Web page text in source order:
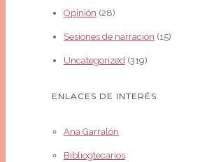
Opinión (28)
Sesiones de narración (15)
Uncategorized(319)
ENLACES DE INTERÉS
Ana Garralón
Bibliogtecarios